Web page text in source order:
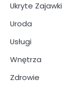
Ukryte Zajawki
Uroda
Usługi
Wnętrza
Zdrowie